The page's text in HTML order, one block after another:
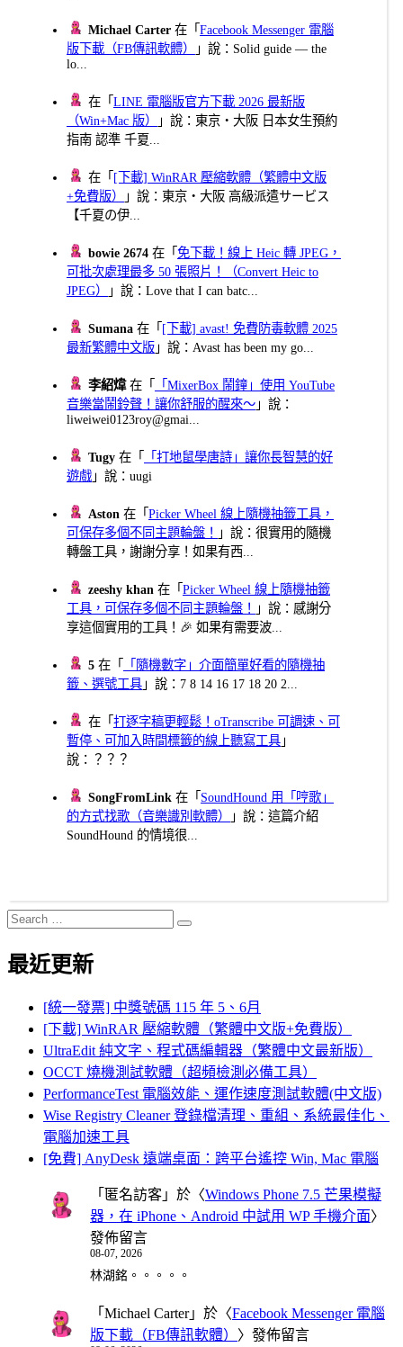
Michael Carter 在「Facebook Messenger 電腦
版下載（FB傳訊軟體）
」說：Solid guide — the
lo...
在「LINE 電腦版官方下載 2026 最新版
（Win+Mac 版）
」說：東京・大阪 日本女生預約
指南 認準 千夏...
在「 [下載] WinRAR 壓縮軟體（繁體中文版
+免費版）
」說：東京・大阪 高級派遣サービス
【千夏の伊...
bowie 2674 在「免下載！線上 Heic 轉 JPEG，
可批次處理最多 50 張照片！（Convert Heic to
JPEG）
」說：Love that I can batc...
Sumana 在「 [下載] avast! 免費防毒軟體 2025
最新繁體中文版 」說：Avast has been my go...
李紹煒在「
「MixerBox 鬧鐘」使用 YouTube
音樂當鬧鈴聲！讓你舒服的醒來～ 」說：
liweiwei0123roy@gmai...
Tugy 在「
「打地鼠學唐詩」讓你長智慧的好
遊戲 」說：uugi
Aston 在「Picker Wheel 線上隨機抽籤工具，
可保存多個不同主題輪盤！
」說：很實用的隨機
轉盤工具，謝謝分享！如果有西...
zeeshy khan 在「Picker Wheel 線上隨機抽籤
工具，可保存多個不同主題輪盤！
」說：感謝分
享這個實用的工具！🎉 如果有需要波...
5 在「
「隨機數字」介面簡單好看的隨機抽
籤、選號工具 」說：7 8 14 16 17 18 20 2...
在「打逐字稿更輕鬆！oTranscribe 可調速、可
暫停、可加入時間標籤的線上聽寫工具 」
說：？？？
SongFromLink 在「 SoundHound 用「哼歌」
的方式找歌（音樂識別軟體）
」說：這篇介紹
SoundHound 的情境很...
Search
for:
Search
最近更新
[統一發票] 中獎號碼 115 年 5、6月
[下載] WinRAR 壓縮軟體（繁體中文版+免費版）
UltraEdit 純文字、程式碼編輯器（繁體中文最新版）
OCCT 燒機測試軟體（超頻檢測必備工具）
PerformanceTest 電腦效能、運作速度測試軟體(中文版)
Wise Registry Cleaner 登錄檔清理、重組、系統最佳化、
電腦加速工具
[免費] AnyDesk 遠端桌面：跨平台遙控 Win, Mac 電腦
「 匿名訪客 」於〈Windows Phone 7.5 芒果模擬
器，在 iPhone、Android 中試用 WP 手機介面〉
發佈留言
08-07, 2026
林湖銘。。。。。
「 Michael Carter」於〈Facebook Messenger 電腦
版下載（FB傳訊軟體） 〉發佈留言